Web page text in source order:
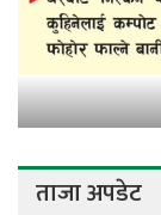
ताजा अपडेट